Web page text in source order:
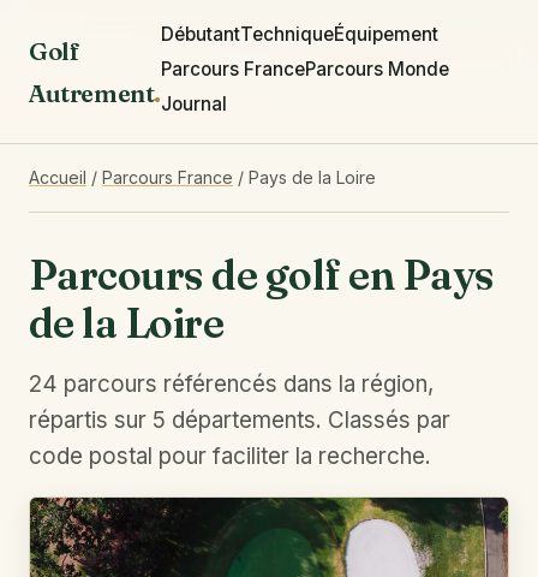
Golf
Autrement.
DébutantTechniqueÉquipement
Parcours FranceParcours Monde
Journal
Accueil / Parcours France / Pays de la Loire
Parcours de golf en Pays
de la Loire
24 parcours référencés dans la région,
répartis sur 5 départements. Classés par
code postal pour faciliter la recherche.